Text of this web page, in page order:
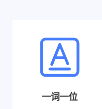
一词一位